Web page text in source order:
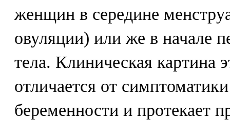
женщин в середине
овуляции) или же в начале
тела. Клиническая картина
отличается от
беременности и протекает